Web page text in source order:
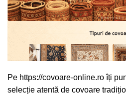
Pe https://covoare-online.roîți
selecție atentă de covoare